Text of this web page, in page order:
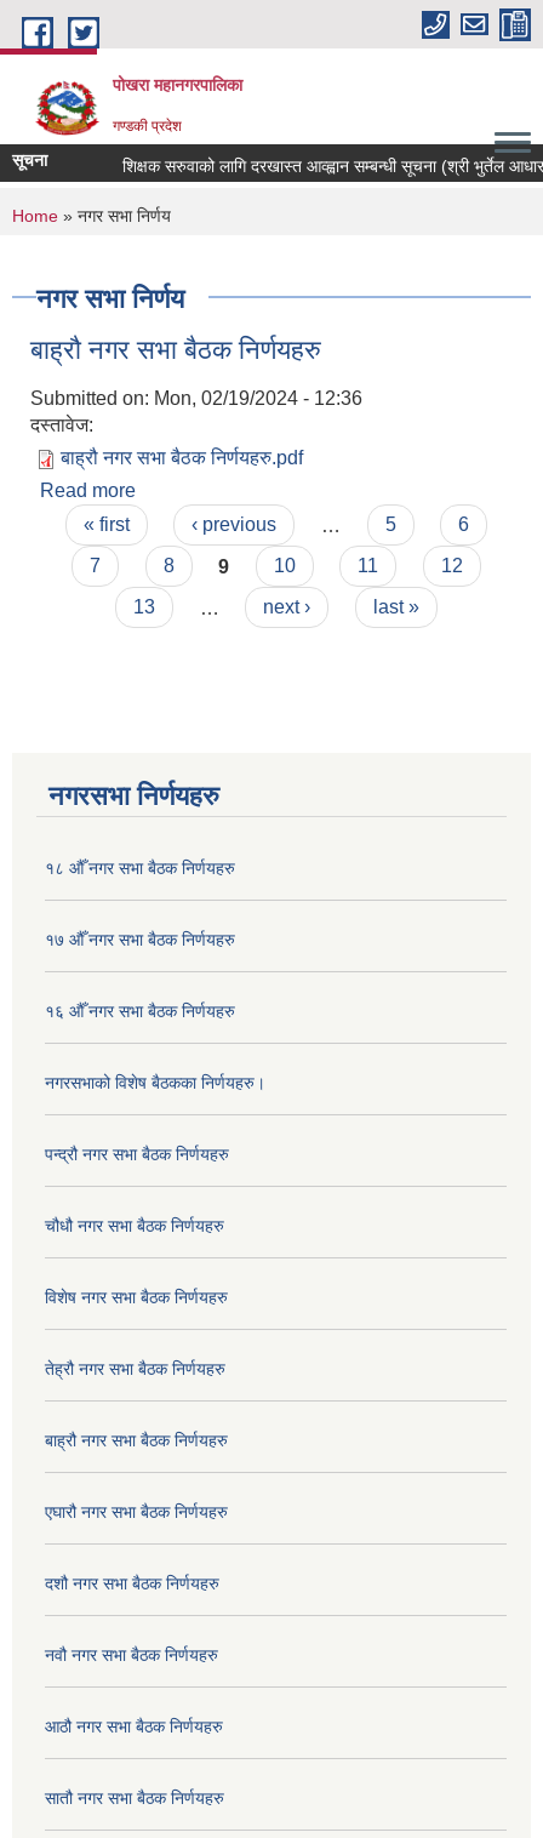
Skip to main content
पोखरा महानगरपालिका
गण्डकी प्रदेश
सूचना शिक्षक सरुवाको लागि दरखास्त आव्ह्वान सम्बन्धी सूचना (श्री भुर्तेल आधारभुत
You are here
Home » नगर सभा निर्णय
नगर सभा निर्णय
बाह्रौ नगर सभा बैठक निर्णयहरु
Submitted on: Mon, 02/19/2024 - 12:36
दस्तावेज:
बाह्रौ नगर सभा बैठक निर्णयहरु.pdf
Read more
Pages
« first ‹ previous 5
6
7
8 9 10 11
12
13
next › last »
नगरसभा निर्णयहरु
१८ औँ नगर सभा बैठक निर्णयहरु
१७ औँ नगर सभा बैठक निर्णयहरु
१६ औँ नगर सभा बैठक निर्णयहरु
नगरसभाको विशेष बैठकका निर्णयहरु।
पन्द्रौ नगर सभा बैठक निर्णयहरु
चौधौ नगर सभा बैठक निर्णयहरु
विशेष नगर सभा बैठक निर्णयहरु
तेह्रौ नगर सभा बैठक निर्णयहरु
बाह्रौ नगर सभा बैठक निर्णयहरु
एघारौ नगर सभा बैठक निर्णयहरु
दशौ नगर सभा बैठक निर्णयहरु
नवौ नगर सभा बैठक निर्णयहरु
आठौ नगर सभा बैठक निर्णयहरु
सातौ नगर सभा बैठक निर्णयहरु